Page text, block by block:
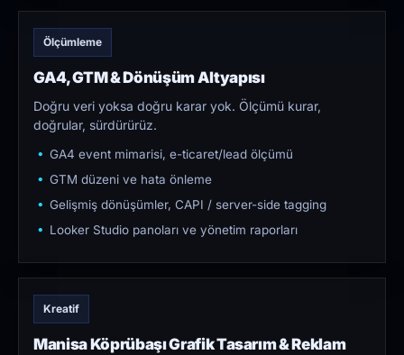
Ölçümleme
GA4, GTM & Dönüşüm Altyapısı
Doğru veri yoksa doğru karar yok. Ölçümü kurar,
doğrular, sürdürürüz.
GA4 event mimarisi, e-ticaret/lead ölçümü
GTM düzeni ve hata önleme
Gelişmiş dönüşümler, CAPI / server-side tagging
Looker Studio panoları ve yönetim raporları
Kreatif
Manisa Köprübaşı Grafik Tasarım & Reklam